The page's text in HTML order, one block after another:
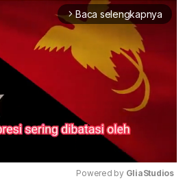
arrow_forward_ios Baca selengkapnya
Powered by GliaStudios